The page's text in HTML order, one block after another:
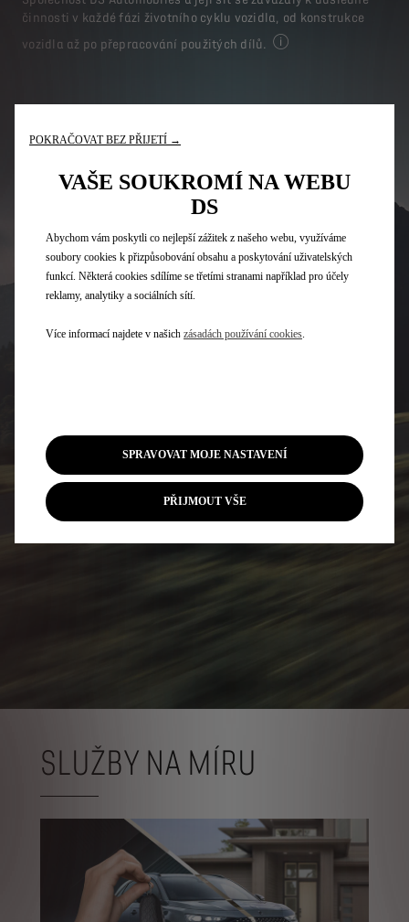
činnosti v každé fázi životního cyklu vozidla, od konstrukce
vozidla až po přepracování použitých dílů.
SLUŽBY NA MÍRU
POKRAČOVAT BEZ PŘIJETÍ →
VAŠE SOUKROMÍ NA WEBU
DS
Abychom vám poskytli co nejlepší zážitek z našeho webu, využíváme
soubory cookies k přizpůsobování obsahu a poskytování uživatelských
funkcí. Některá cookies sdílíme se třetími stranami například pro účely
reklamy, analytiky a sociálních sítí.
Více informací najdete v našich zásadách používání cookies
SPRAVOVAT MOJE NASTAVENÍ
PŘIJMOUT VŠE